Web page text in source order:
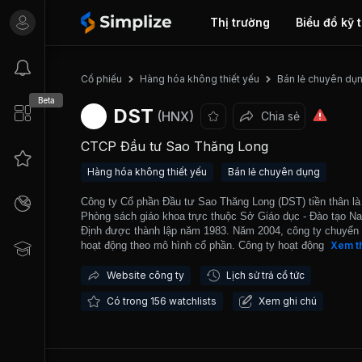
Thị trường Biểu đồ kỹ
Beta
Cổ phiếu Hàng hóa không thiết yếu Bán lẻ chuyên
DST (HNX) Chia sẻ
CTCP Đầu tư Sao Thăng Long
Hàng hóa không thiết yếu Bán lẻ chuyên dụng
Công ty Cổ phần Đầu tư Sao Thăng Long (DST) tiền thân là
Phòng sách giáo khoa trực thuộc Sở Giáo dục - Đào tạo
Định được thành lập năm 1983. Năm 2004, công ty chuyển
hoạt động theo mô hình cổ phần. Công ty hoạt động chính
khảo, triển khai phát hành sách, công ty còn liên doanh liên
Công ty có 5 cửa hàng sách, 46 trường THPT, 10 đại lý cấp
Minh Khai, Tp. Nam Định). Bên cạnh đó, công ty còn phân
Xem
Website công ty Lịch sử trả cổ tức
Có trong 156 watchlists Xem ghi chú